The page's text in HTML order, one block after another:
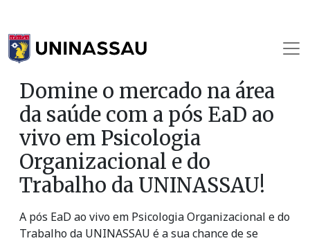
Domine o mercado na área
da saúde com a pós EaD ao
vivo em Psicologia
Organizacional e do
Trabalho da UNINASSAU!
A pós EaD ao vivo em Psicologia Organizacional e do
Trabalho da UNINASSAU é a sua chance de se